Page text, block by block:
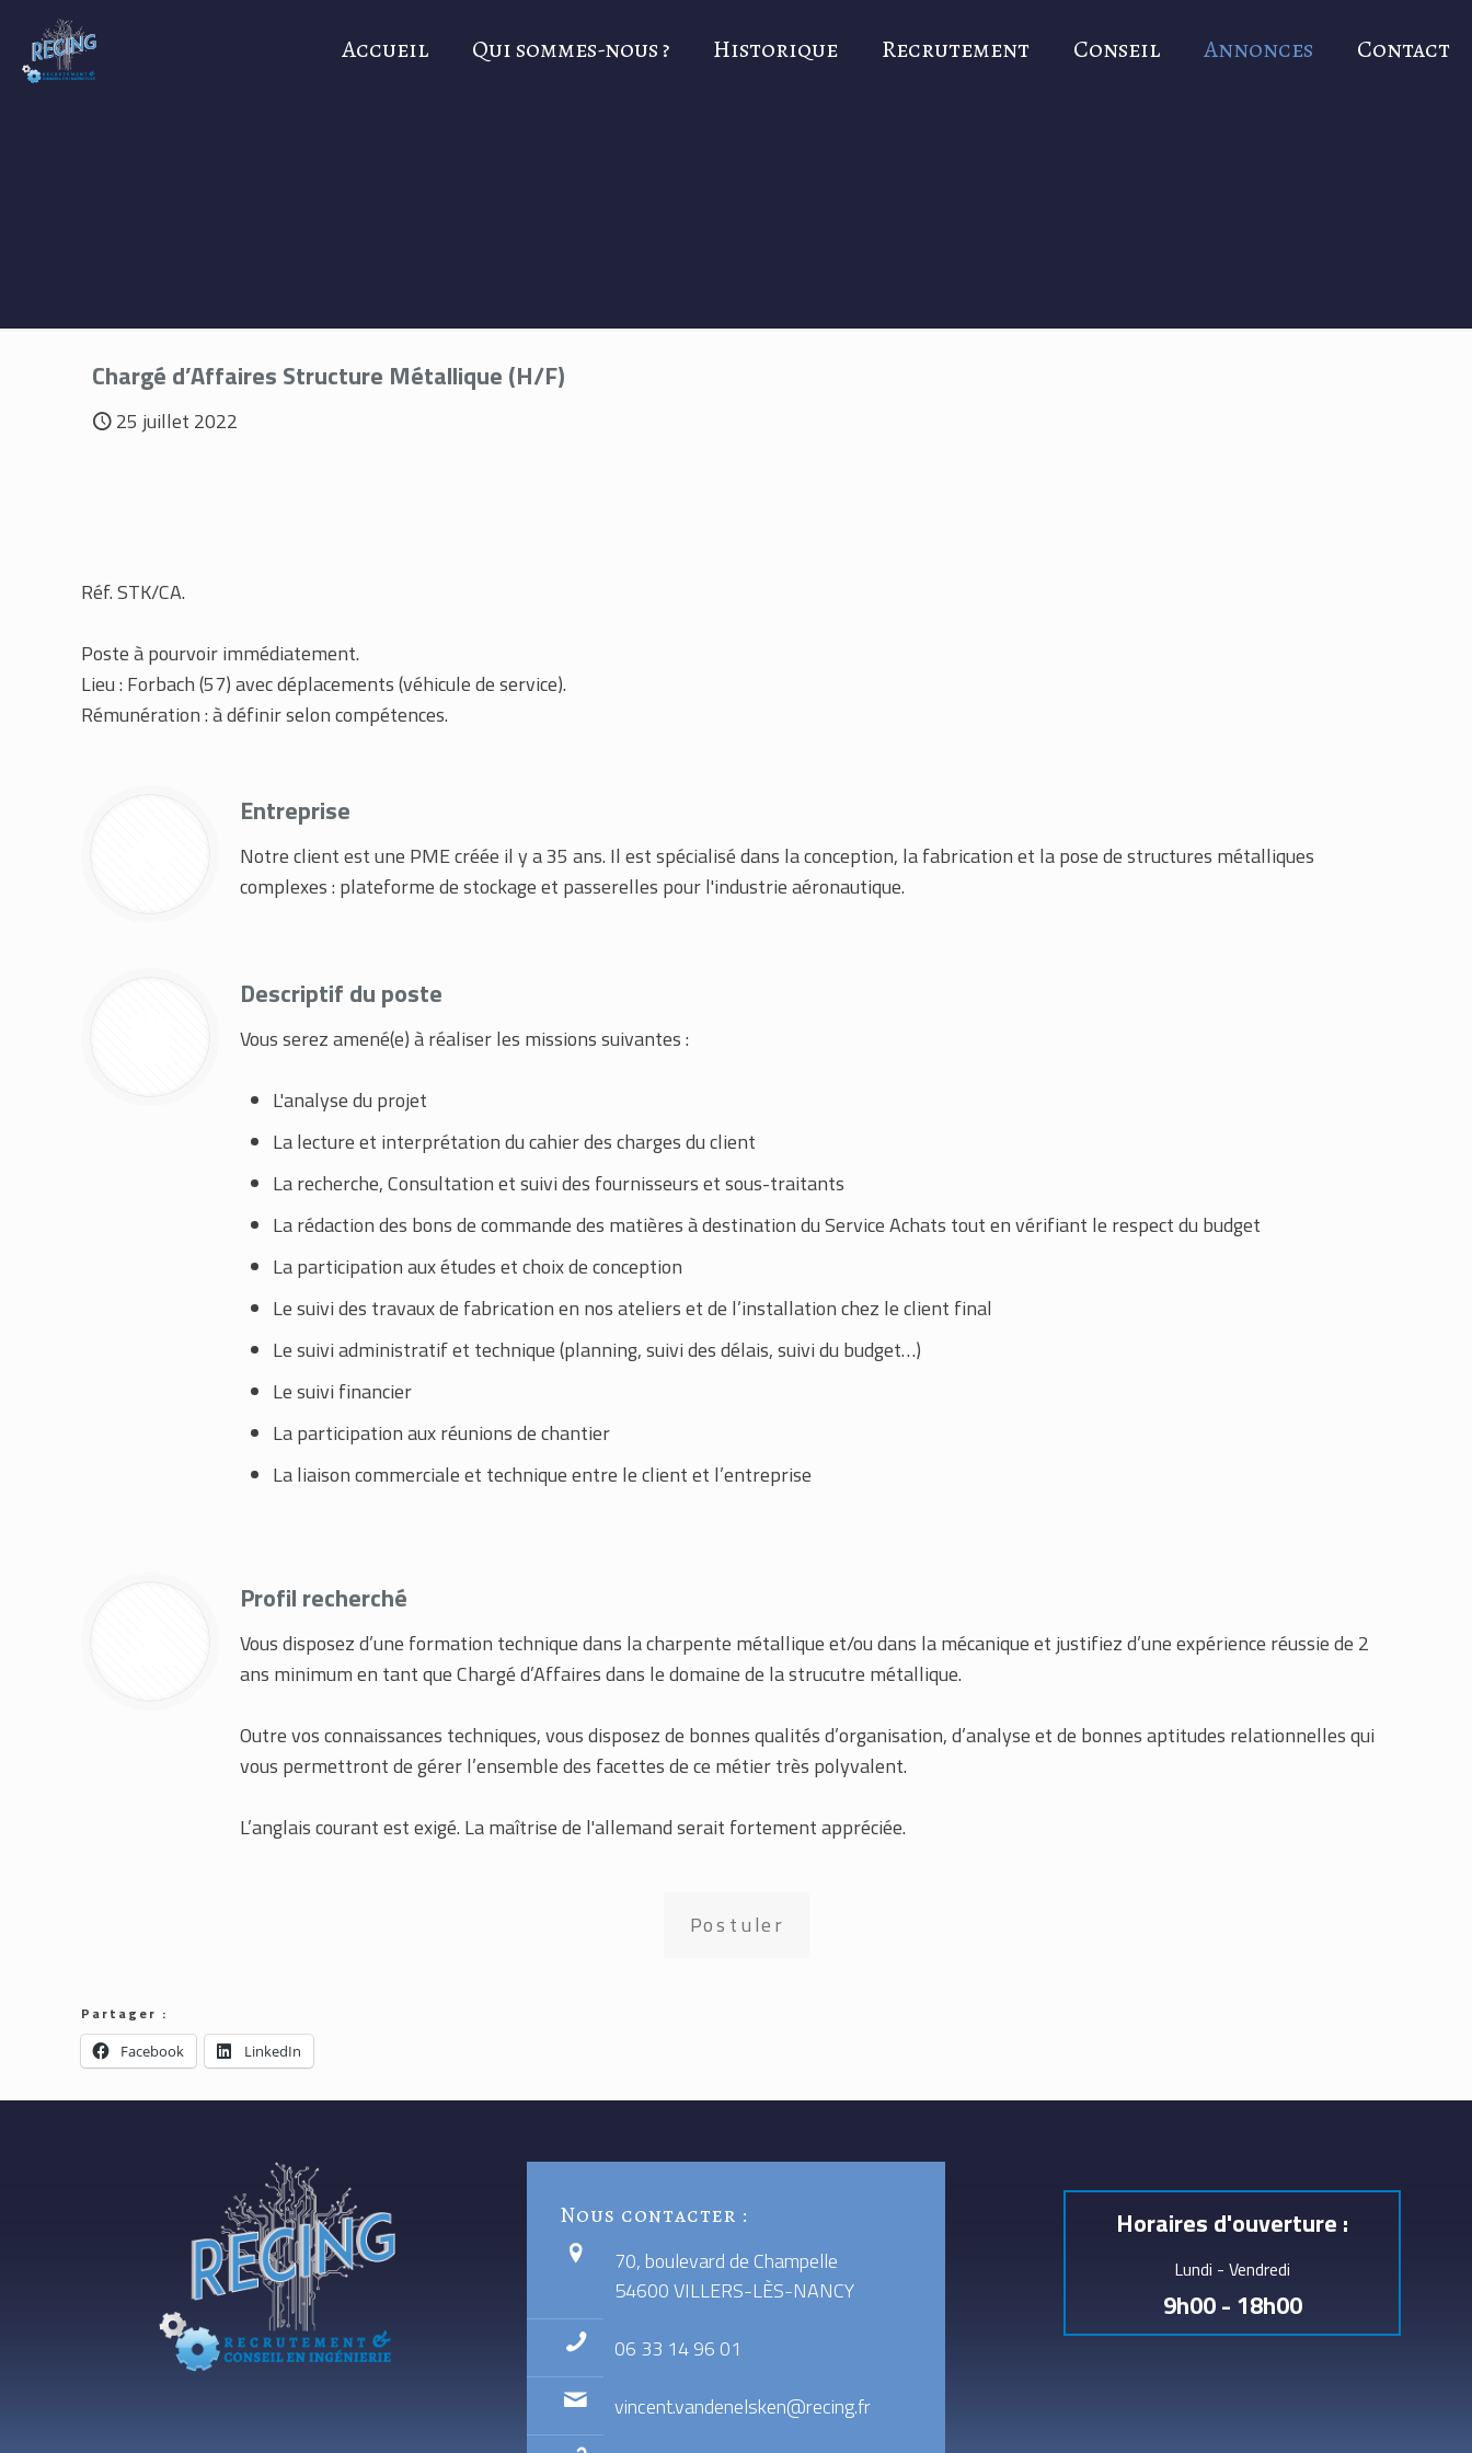
Accueil Qui sommes-nous ? Historique Recrutement Conseil Annonces Contact
Chargé d’Affaires Structure Métallique (H/F)
25 juillet 2022
Réf. STK/CA.
Poste à pourvoir immédiatement.
Lieu : Forbach (57) avec déplacements (véhicule de service).
Rémunération : à définir selon compétences.
Entreprise
Notre client est une PME créée il y a 35 ans. Il est spécialisé dans la conception, la fabrication et la pose de structures métalliques
complexes : plateforme de stockage et passerelles pour l'industrie aéronautique.
Descriptif du poste
Vous serez amené(e) à réaliser les missions suivantes :
L'analyse du projet
La lecture et interprétation du cahier des charges du client
La recherche, Consultation et suivi des fournisseurs et sous-traitants
La rédaction des bons de commande des matières à destination du Service Achats tout en vérifiant le respect du budget
La participation aux études et choix de conception
Le suivi des travaux de fabrication en nos ateliers et de l’installation chez le client final
Le suivi administratif et technique (planning, suivi des délais, suivi du budget…)
Le suivi financier
La participation aux réunions de chantier
La liaison commerciale et technique entre le client et l’entreprise
Profil recherché
Vous disposez d’une formation technique dans la charpente métallique et/ou dans la mécanique et justifiez d’une expérience réussie de 2
ans minimum en tant que Chargé d’Affaires dans le domaine de la strucutre métallique.
Outre vos connaissances techniques, vous disposez de bonnes qualités d’organisation, d’analyse et de bonnes aptitudes relationnelles qui
vous permettront de gérer l’ensemble des facettes de ce métier très polyvalent.
L’anglais courant est exigé. La maîtrise de l'allemand serait fortement appréciée.
Postuler
Partager :
Facebook LinkedIn
Nous contacter :
70, boulevard de Champelle
54600 VILLERS-LÈS-NANCY
06 33 14 96 01
vincent.vandenelsken@recing.fr
Horaires d'ouverture :
Lundi - Vendredi
9h00 - 18h00